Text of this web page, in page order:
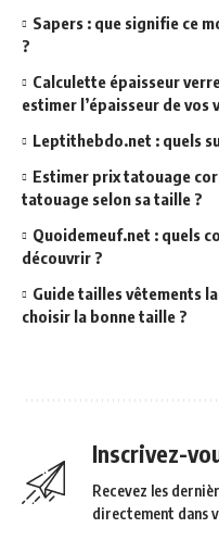
Sapers : que signifie ce
?
Calculette épaisseur
estimer l’épaisseur de vos
Leptithebdo.net : quels
Estimer prix tatouage
tatouage selon sa taille ?
Quoidemeuf.net : quels
découvrir ?
Guide tailles vêtements
choisir la bonne taille ?
Inscrivez-
Recevez les
directement dans